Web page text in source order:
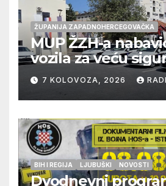
ŽUPANIJA ZAPADNOHERCEGOVAČKA
MUP ŽZH-a
vozila za veću
građana i
policije
7 KOLOVOZA, 2026
BIH I REGIJA LJUBUŠKI NOVOSTI
Dvodnevni